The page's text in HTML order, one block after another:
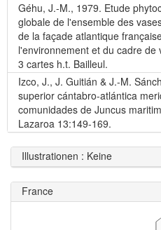
Géhu, J.-M., 1979. Etude
globale de l'ensemble des
de la façade atlantique
l'environnement et du cadre
3 cartes h.t. Bailleul.
Izco, J., J. Guitián & J.-M.
superior cántabro-atlántica
comunidades de Juncus
Lazaroa 13:149-169.
Illustrationen : Keine
France